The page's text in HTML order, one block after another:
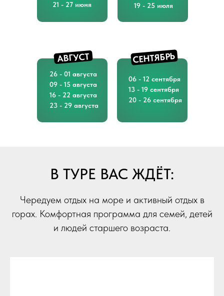
АВГУСТ СЕНТЯБРЬ
21 - 27 июня
19 - 25 июля
26 - 01 августа
09 - 15 августа
16 - 22 августа
23 - 29 августа
06 - 12 сентября
13 - 19 сентября
20 - 26 сентября
В ТУРЕ ВАС ЖДЁТ:
Чередуем отдых на море и активный отдых в
горах. Комфортная программа для семей, детей
и людей старшего возраста.